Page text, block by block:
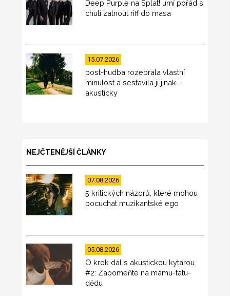
Deep Purple na Splat! umí pořád s
chutí zatnout riff do masa
15.07.2026
post-hudba rozebrala vlastní
minulost a sestavila ji jinak –
akusticky
NEJČTENĚJŠÍ ČLÁNKY
07.08.2026
5 kritických názorů, které mohou
pocuchat muzikantské ego
05.08.2026
O krok dál s akustickou kytarou
#2: Zapomeňte na mámu-tátu-
dědu